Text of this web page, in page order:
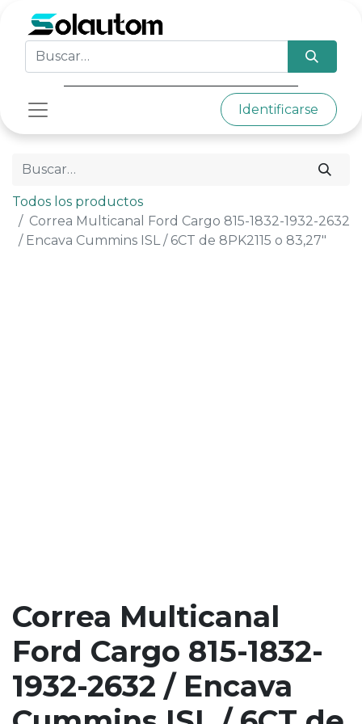
Identificarse
Todos los productos
Correa Multicanal Ford Cargo 815-1832-1932-2632
/ Encava Cummins ISL / 6CT de 8PK2115 o 83,27"
Correa Multicanal
Ford Cargo 815-1832-
1932-2632 / Encava